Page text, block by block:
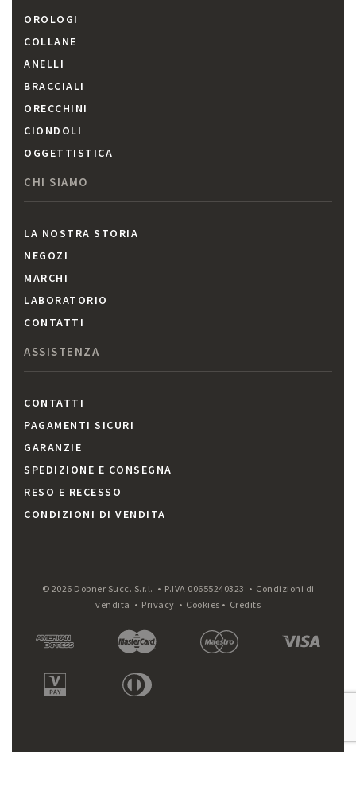
OROLOGI
COLLANE
ANELLI
BRACCIALI
ORECCHINI
CIONDOLI
OGGETTISTICA
CHI SIAMO
LA NOSTRA STORIA
NEGOZI
MARCHI
LABORATORIO
CONTATTI
ASSISTENZA
CONTATTI
PAGAMENTI SICURI
GARANZIE
SPEDIZIONE E CONSEGNA
RESO E RECESSO
CONDIZIONI DI VENDITA
© 2026 Dobner Succ. S.r.l. • P.IVA 00655240323 • Condizioni di
vendita • Privacy • Cookies • Credits